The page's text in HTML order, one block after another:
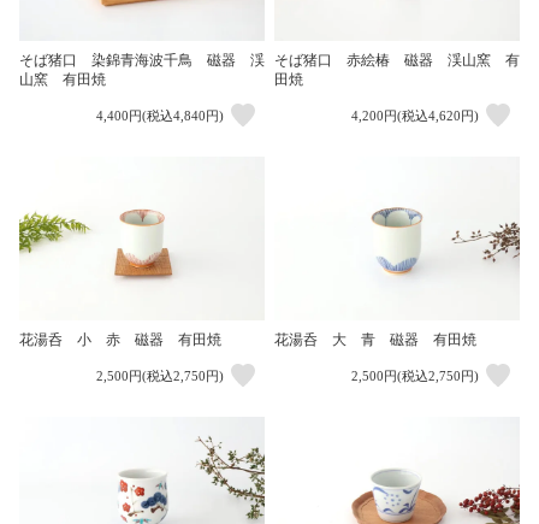
そば猪口 染錦青海波千鳥 磁器 渓
山窯 有田焼
4,400円(税込4,840円)
そば猪口 赤絵椿 磁器 渓山窯 有
田焼
4,200円(税込4,620円)
花湯呑 小 赤 磁器 有田焼
2,500円(税込2,750円)
花湯呑 大 青 磁器 有田焼
2,500円(税込2,750円)